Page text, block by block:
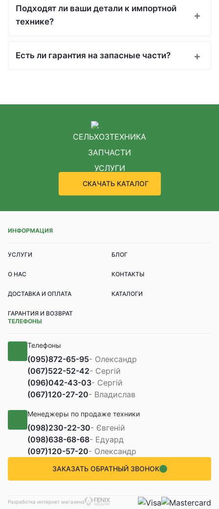
Подходят ли ваши детали к импортной
технике?
Есть ли гарантия на запасные части?
СЕЛЬХОЗТЕХНИКА
ЗАПЧАСТИ
УСЛУГИ
СКАЧАТЬ КАТАЛОГ
ИНФОРМАЦИЯ
УСЛУГИ БЛОГ
О НАС КОНТАКТЫ
ДОСТАВКА И ОПЛАТА КАТАЛОГИ
ГАРАНТИЯ И ВОЗВРАТ
ТЕЛЕФОНЫ
Телефоны
(095)872-65-95- Олександр
(067)522-52-42- Сергій
(096)042-43-03- Сергій
(067)120-27-20- Владислав
Менеджеры по продаже техники
(098)230-22-30- Євгеній
(098)638-68-68- Едуард
(097)120-57-20- Олександр
Разработка интернет магазина
ЗАКАЗАТЬ ОБРАТНЫЙ ЗВОНОК